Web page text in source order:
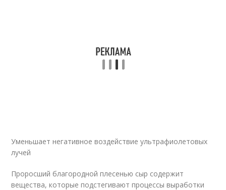
Уменьшает негативное воздействие ультрафиолетовых
лучей
Проросший благородной плесенью сыр содержит
вещества, которые подстегивают процессы выработки